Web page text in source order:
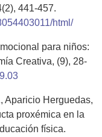
441-457.
html/
para niños:
Creativa, (9), 28-
Aparicio Herguedas,
proxémica en la
física.